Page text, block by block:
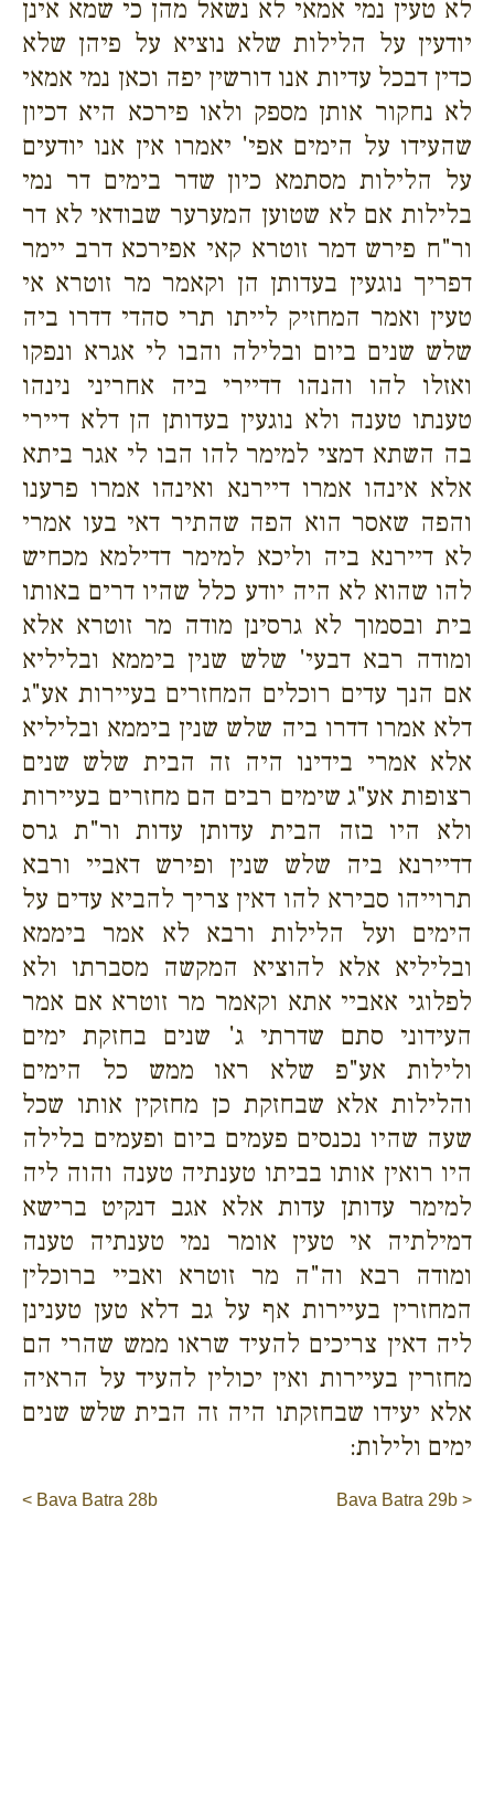
לא טעין נמי אמאי לא נשאל מהן כי שמא אינן
יודעין על הלילות שלא נוציא על פיהן שלא
כדין דבכל עדיות אנו דורשין יפה וכאן נמי אמאי
לא נחקור אותן מספק ולאו פירכא היא דכיון
שהעידו על הימים אפי' יאמרו אין אנו יודעים
על הלילות מסתמא כיון שדר בימים דר נמי
בלילות אם לא שטוען המערער שבודאי לא דר
ור"ח פירש דמר זוטרא קאי אפירכא דרב יימר
דפריך נוגעין בעדותן הן וקאמר מר זוטרא אי
טעין ואמר המחזיק לייתו תרי סהדי דדרו ביה
שלש שנים ביום ובלילה והבו לי אגרא ונפקו
ואזלו להו והנהו דדיירי ביה אחריני נינהו
טענתו טענה ולא נוגעין בעדותן הן דלא דיירי
בה השתא דמצי למימר להו הבו לי אגר ביתא
אלא אינהו אמרו דיירנא ואינהו אמרו פרענו
והפה שאסר הוא הפה שהתיר דאי בעו אמרי
לא דיירנא ביה וליכא למימר דדילמא מכחיש
להו שהוא לא היה יודע כלל שהיו דרים באותו
בית ובסמוך לא גרסינן מודה מר זוטרא אלא
ומודה רבא דבעי' שלש שנין ביממא ובליליא
אם הנך עדים רוכלים המחזרים בעיירות אע"ג
דלא אמרו דדרו ביה שלש שנין ביממא ובליליא
אלא אמרי בידינו היה זה הבית שלש שנים
רצופות אע"ג שימים רבים הם מחזרים בעיירות
ולא היו בזה הבית עדותן עדות ור"ת גרס
דדיירנא ביה שלש שנין ופירש דאביי ורבא
תרוייהו סבירא להו דאין צריך להביא עדים על
הימים ועל הלילות ורבא לא אמר ביממא
ובליליא אלא להוציא המקשה מסברתו ולא
לפלוגי אאביי אתא וקאמר מר זוטרא אם אמר
העידוני סתם שדרתי ג' שנים בחזקת ימים
ולילות אע"פ שלא ראו ממש כל הימים
והלילות אלא שבחזקת כן מחזקין אותו שכל
שעה שהיו נכנסים פעמים ביום ופעמים בלילה
היו רואין אותו בביתו טענתיה טענה והוה ליה
למימר עדותן עדות אלא אגב דנקיט ברישא
דמילתיה אי טעין אומר נמי טענתיה טענה
ומודה רבא וה"ה מר זוטרא ואביי ברוכלין
המחזרין בעיירות אף על גב דלא טען טענינן
ליה דאין צריכים להעיד שראו ממש שהרי הם
מחזרין בעיירות ואין יכולין להעיד על הראיה
אלא יעידו שבחזקתו היה זה הבית שלש שנים
ימים ולילות:
< Bava Batra 28b Bava Batra 29b >